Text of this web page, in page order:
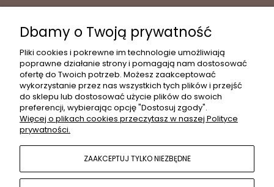
INFORMACJE
MOJE KONTO
POPULARNE KATEGORIE
Dbamy o Twoją prywatność
Pliki cookies i pokrewne im technologie umożliwiają
poprawne działanie strony i pomagają nam dostosować
ofertę do Twoich potrzeb. Możesz zaakceptować
wykorzystanie przez nas wszystkich tych plików i przejść
do sklepu lub dostosować użycie plików do swoich
preferencji, wybierając opcję "Dostosuj zgody".
Więcej o plikach cookies przeczytasz w naszej Polityce
prywatności.
ZAAKCEPTUJ TYLKO NIEZBĘDNE